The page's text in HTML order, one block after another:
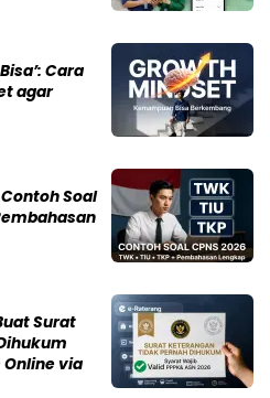
Cara
agar
Contoh Soal
Surat
Online via